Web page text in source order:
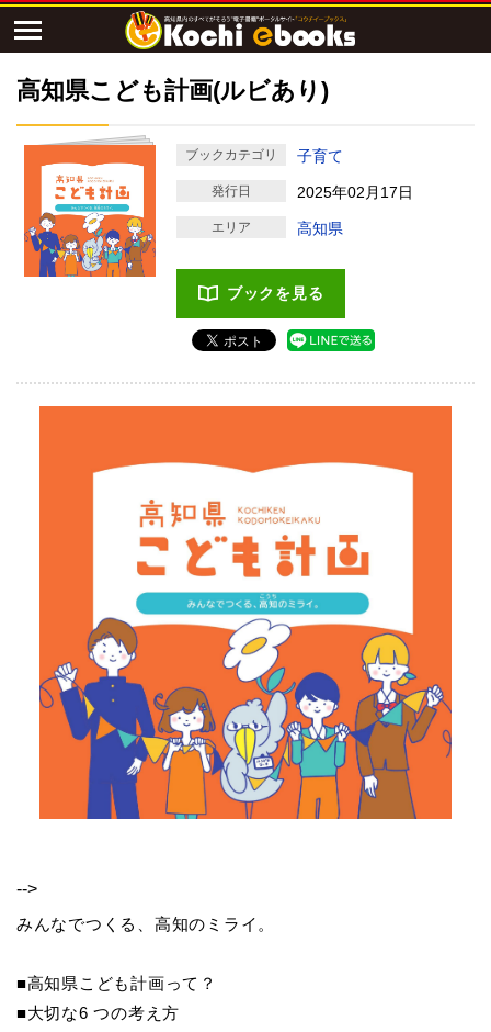
高知県こども計画(ルビあり)
ブックカテゴリ 子育て
発行日 2025年02月17日
エリア 高知県
ブックを見る
-->
みんなでつくる、高知のミライ。
■高知県こども計画って？
■大切な6 つの考え方